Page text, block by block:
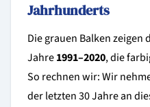
Jahrhunderts
Die grauen Balken zeigen
Jahre1991–2020, die
So rechnen wir: Wir
der letzten 30 Jahre an